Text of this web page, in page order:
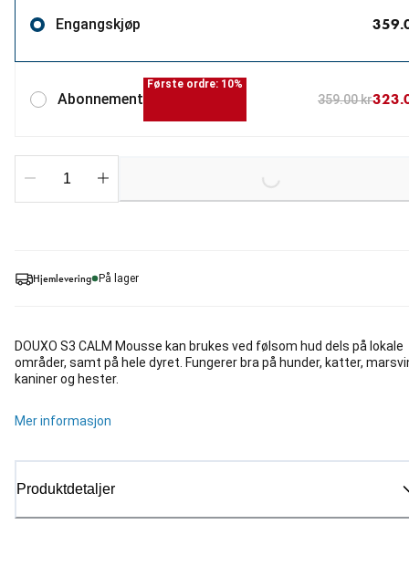
Hjemlevering På lager
DOUXO S3 CALM Mousse kan brukes ved følsom hud dels på lokale
områder, samt på hele dyret. Fungerer bra på hunder, katter,
kaniner og hester.
Mer informasjon
Produktdetaljer
Engangskjøp
Abonnement
Første ordre: 10%
359.00 kr